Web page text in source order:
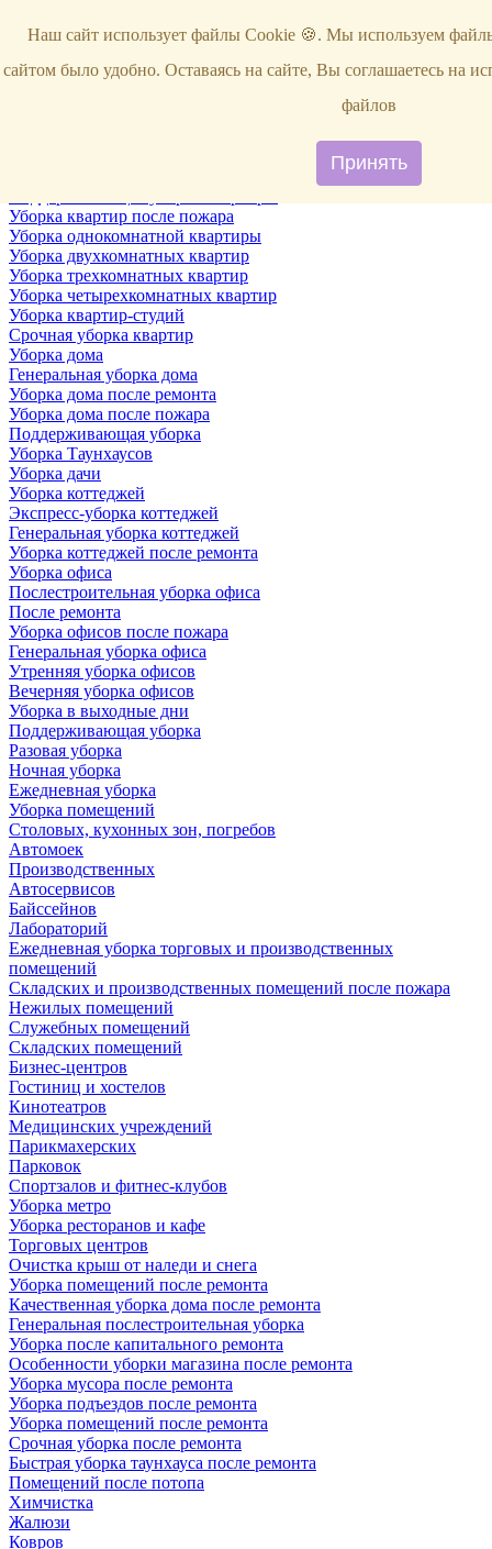
Уборка
Уборка снега
Уборка квартир после пожара
Уборка однокомнатной квартиры
Уборка двухкомнатных квартир
Уборка трехкомнатных квартир
Уборка четырехкомнатных квартир
Уборка квартир-студий
Срочная уборка квартир
Уборка дома
Генеральная уборка дома
Уборка дома после ремонта
Уборка дома после пожара
Поддерживающая уборка
Уборка Таунхаусов
Уборка дачи
Уборка коттеджей
Экспресс-уборка коттеджей
Генеральная уборка коттеджей
Уборка коттеджей после ремонта
Уборка офиса
Послестроительная уборка офиса
После ремонта
Уборка офисов после пожара
Генеральная уборка офиса
Утренняя уборка офисов
Вечерняя уборка офисов
Уборка в выходные дни
Поддерживающая уборка
Разовая уборка
Ночная уборка
Ежедневная уборка
Уборка помещений
Столовых, кухонных зон, погребов
Автомоек
Производственных
Автосервисов
Байссейнов
Лабораторий
Ежедневная уборка торговых и производственных
помещений
Складских и производственных помещений после пожара
Нежилых помещений
Служебных помещений
Складских помещений
Бизнес-центров
Гостиниц и хостелов
Кинотеатров
Медицинских учреждений
Парикмахерских
Парковок
Спортзалов и фитнес-клубов
Уборка метро
Уборка ресторанов и кафе
Торговых центров
Очистка крыш от наледи и снега
Уборка помещений после ремонта
Качественная уборка дома после ремонта
Генеральная послестроительная уборка
Уборка после капитального ремонта
Особенности уборки магазина после ремонта
Уборка мусора после ремонта
Уборка подъездов после ремонта
Уборка помещений после ремонта
Срочная уборка после ремонта
Быстрая уборка таунхауса после ремонта
Помещений после потопа
Химчистка
Жалюзи
Ковров
Наш сайт использует файлы Cookie 🍪. Мы используем
сайтом было удобно. Оставаясь на сайте, Вы соглашаетесь на
файлов
Принять